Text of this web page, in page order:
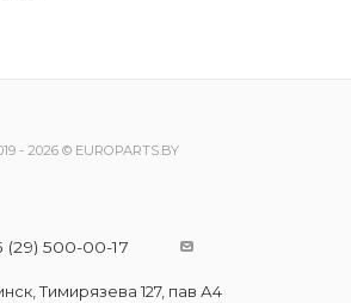
- 2026 © EUROPARTS.BY
(29) 500-00-17
Тимирязева 127, пав А4